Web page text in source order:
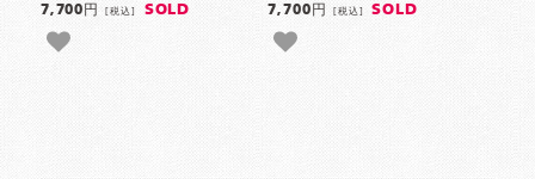
7,700円[税込] SOLD 7,700円 [税込] SOLD